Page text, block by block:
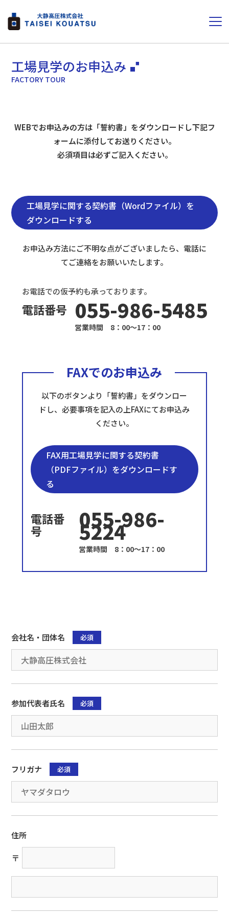
工場見学のお申込み
FACTORY TOUR
WEBでお申込みの方は「誓約書」をダウンロードし下記フ
ォームに添付してお送りください。
必須項目は必ずご記入ください。
工場見学に関する契約書（Wordファイル）を
ダウンロードする
お申込み方法にご不明な点がございましたら、電話に
てご連絡をお願いいたします。
お電話での仮予約も承っております。
電話番号 055-986-5485
営業時間 8：00〜17：00
FAXでのお申込み
以下のボタンより「誓約書」をダウンロー
ドし、必要事項を記入の上FAXにてお申込み
ください。
FAX用工場見学に関する契約書
（PDFファイル）をダウンロードす
る
電話番
号 055-986-
5224
営業時間 8：00〜17：00
会社名・団体名 必須
参加代表者氏名 必須
フリガナ 必須
住所
〒